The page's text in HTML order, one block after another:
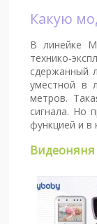
Какую
В линейке
технико-
сдержанный
уместной в
метров.
сигнала. Но
функцией и в
Видеоняня